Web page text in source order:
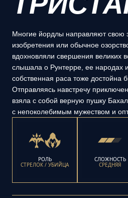
Многие йордлы направляют свою
изобретения или обычное
вдохновляли свершения великих
слышала о Рунтерре, ее народах
собственная раса тоже достойна
Отправляясь навстречу
взяла с собой верную пушку
с непоколебимым мужеством и
РОЛЬ
СТРЕЛОК / УБИЙЦА
СЛОЖНОСТЬ
СРЕДНЯЯ